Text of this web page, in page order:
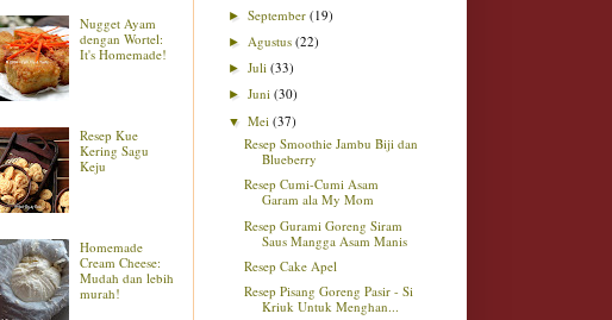
Nugget Ayam
dengan Wortel:
It's Homemade!
Resep Kue
Kering Sagu
Keju
Homemade
Cream Cheese:
Mudah dan lebih
murah!
►September(19)
► Agustus(22)
►Juli(33)
►Juni(30)
▼Mei(37)
Resep Smoothie Jambu Biji dan
Blueberry
Resep Cumi-Cumi Asam
Garam ala My Mom
Resep Gurami Goreng Siram
Saus Mangga Asam Manis
Resep Cake Apel
Resep Pisang Goreng Pasir - Si
Kriuk Untuk Menghan...